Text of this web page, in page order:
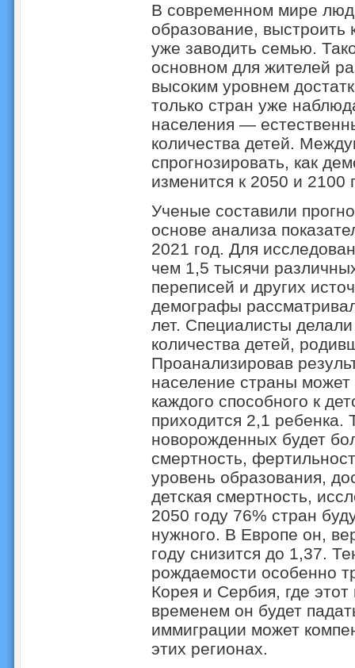
В современном мире
образование, выстроить
уже заводить семью.
основном для жителей
высоким уровнем
только стран уже
населения —
количества детей.
спрогнозировать, как
изменится к 2050 и 2100
Ученые составили
основе анализа
2021 год. Для
чем 1,5 тысячи
переписей и других
демографы
лет. Специалисты
количества детей,
Проанализировав
население страны может
каждого способного к
приходится 2,1 ребенка.
новорожденных будет
смертность,
уровень образования,
детская смертность,
2050 году 76% стран
нужного. В Европе он,
году снизится до 1,37.
рождаемости особенно
Корея и Сербия, где
временем он будет
иммиграции может
этих регионах.